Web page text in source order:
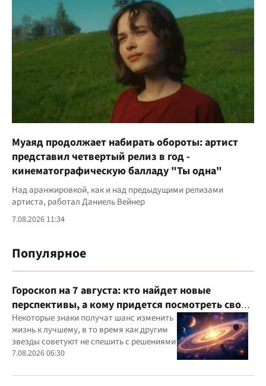
Муаяд продолжает набирать обороты: артист
представил четвертый релиз в год -
кинематографическую балладу "Ты одна"
Над аранжировкой, как и над предыдущими релизами
артиста, работал Даниель Вейнер
7.08.2026 11:34
Популярное
Гороскоп на 7 августа: кто найдет новые
перспективы, а кому придется посмотреть свои
приоритеты
Некоторые знаки получат шанс изменить
жизнь к лучшему, в то время как другим
звезды советуют не спешить с решениями
7.08.2026 06:30